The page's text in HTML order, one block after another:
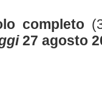
completo
27 agosto